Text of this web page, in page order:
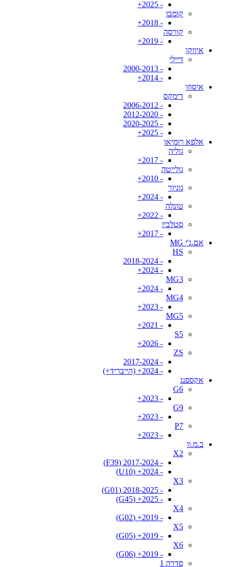
- 2025+
קומבו
- 2018+
קורסה
- 2019+
איווקו
דיילי
- 2000-2013
- 2014+
איסוזו
דימקס
- 2006-2012
- 2012-2020
- 2020-2025
- 2025+
אלפא רומיאו
גוליה
- 2017+
גולייטה
- 2010+
גוניור
- 2024+
טונלה
- 2022+
סטלביו
- 2017+
אם.ג'י MG
HS
- 2018-2024
- 2024+
MG3
- 2024+
MG4
- 2023+
MG5
- 2021+
S5
- 2026+
ZS
- 2017-2024
- 2024+ (הייבריד+)
אקספנג
G6
- 2023+
G9
- 2023+
P7
- 2023+
ב.מ.וו
X2
- 2017-2024 (F39)
- 2024+ (U10)
X3
- 2018-2025 (G01)
- 2025+ (G45)
X4
- 2019+ (G02)
X5
- 2019+ (G05)
X6
- 2019+ (G06)
סדרה 1